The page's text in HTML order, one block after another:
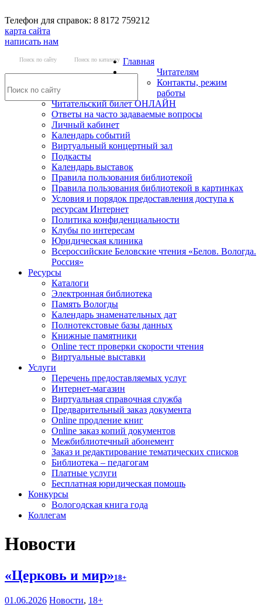
Телефон для справок: 8 8172 759212
карта сайта
написать нам
Поиск по сайту Поиск по каталогу Главная
Читателям
Контакты, режим
работы
Читательский билет ОНЛАЙН
Ответы на часто задаваемые вопросы
Личный кабинет
Календарь событий
Виртуальный концертный зал
Подкасты
Календарь выставок
Правила пользования библиотекой
Правила пользования библиотекой в картинках
Условия и порядок предоставления доступа к
ресурсам Интернет
Политика конфиденциальности
Клубы по интересам
Юридическая клиника
Всероссийские Беловские чтения «Белов. Вологда.
Россия»
Ресурсы
Каталоги
Электронная библиотека
Память Вологды
Календарь знаменательных дат
Полнотекстовые базы данных
Книжные памятники
Online тест проверки скорости чтения
Виртуальные выставки
Услуги
Перечень предоставляемых услуг
Интернет-магазин
Виртуальная справочная служба
Предварительный заказ документа
Online продление книг
Online заказ копий документов
Межбиблиотечный абонемент
Заказ и редактирование тематических списков
Библиотека – педагогам
Платные услуги
Бесплатная юридическая помощь
Конкурсы
Вологодская книга года
Коллегам
Новости
«Церковь и мир»18+
01.06.2026 Новости, 18+